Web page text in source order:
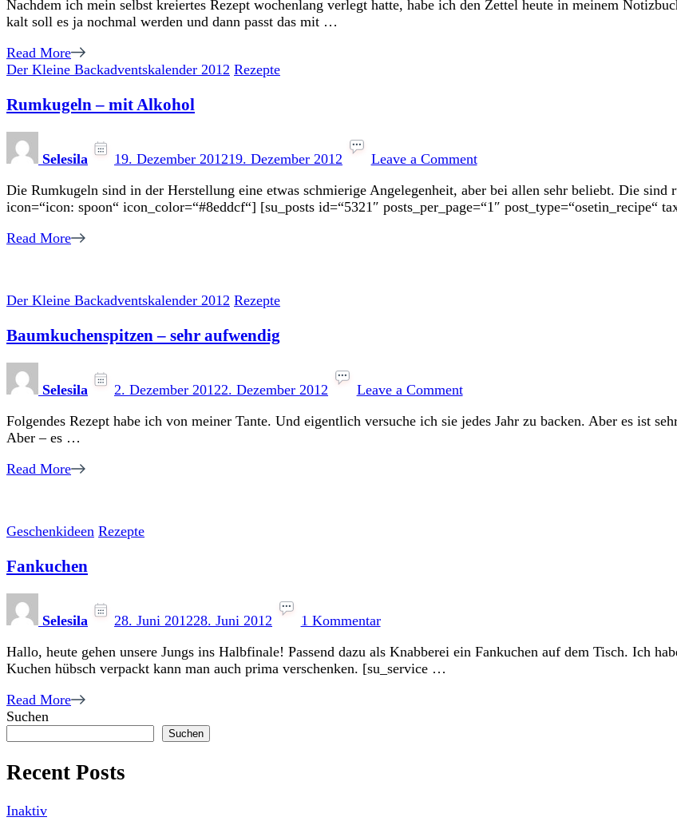
Nachdem ich mein selbst kreiertes Rezept wochenlang verlegt hatte, habe ich den Zettel heute in meinem
kalt soll es ja nochmal werden und dann passt das mit …
Read More
Der Kleine Backadventskalender 2012 Rezepte
Rumkugeln – mit Alkohol
Selesila 19. Dezember 201219. Dezember 2012 Leave a CommentRumkugeln
mit
Alkohol
Die Rumkugeln sind in der Herstellung eine etwas schmierige Angelegenheit, aber bei allen sehr beliebt. Die
icon=“icon: spoon“ icon_color=“#8eddcf“] [su_posts id=“5321″ posts_per_page=“1″ post_type=“osetin_recipe“
Read More
Der Kleine Backadventskalender 2012 Rezepte
Baumkuchenspitzen – sehr aufwendig
Selesila 2. Dezember 20122. Dezember 2012 Leave a CommentBaumkuchenspitzen
sehr
Folgendes Rezept habe ich von meiner Tante. Und eigentlich versuche ich sie jedes Jahr zu backen. Aber es ist
Aber – es …
Read More
Geschenkideen Rezepte
Fankuchen
Selesila 28. Juni 201228. Juni 2012 1 KommentarFankuchen
Hallo, heute gehen unsere Jungs ins Halbfinale! Passend dazu als Knabberei ein Fankuchen auf dem Tisch. Ich
Kuchen hübsch verpackt kann man auch prima verschenken. [su_service …
Read More
Suchen
Suchen
Recent Posts
Inaktiv